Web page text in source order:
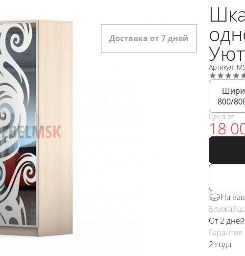
Доставка от 7 дней
Артикул:
800/
Цена от
18
На
От 2 дней
Гарантия
2 года